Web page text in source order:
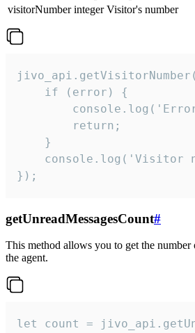
visitorNumber integer Visitor's number
    if (error) {
        return;
    }
console.log('Visitor
});
getUnreadMessagesCount#
This method allows you to get the number
the agent.
let count =